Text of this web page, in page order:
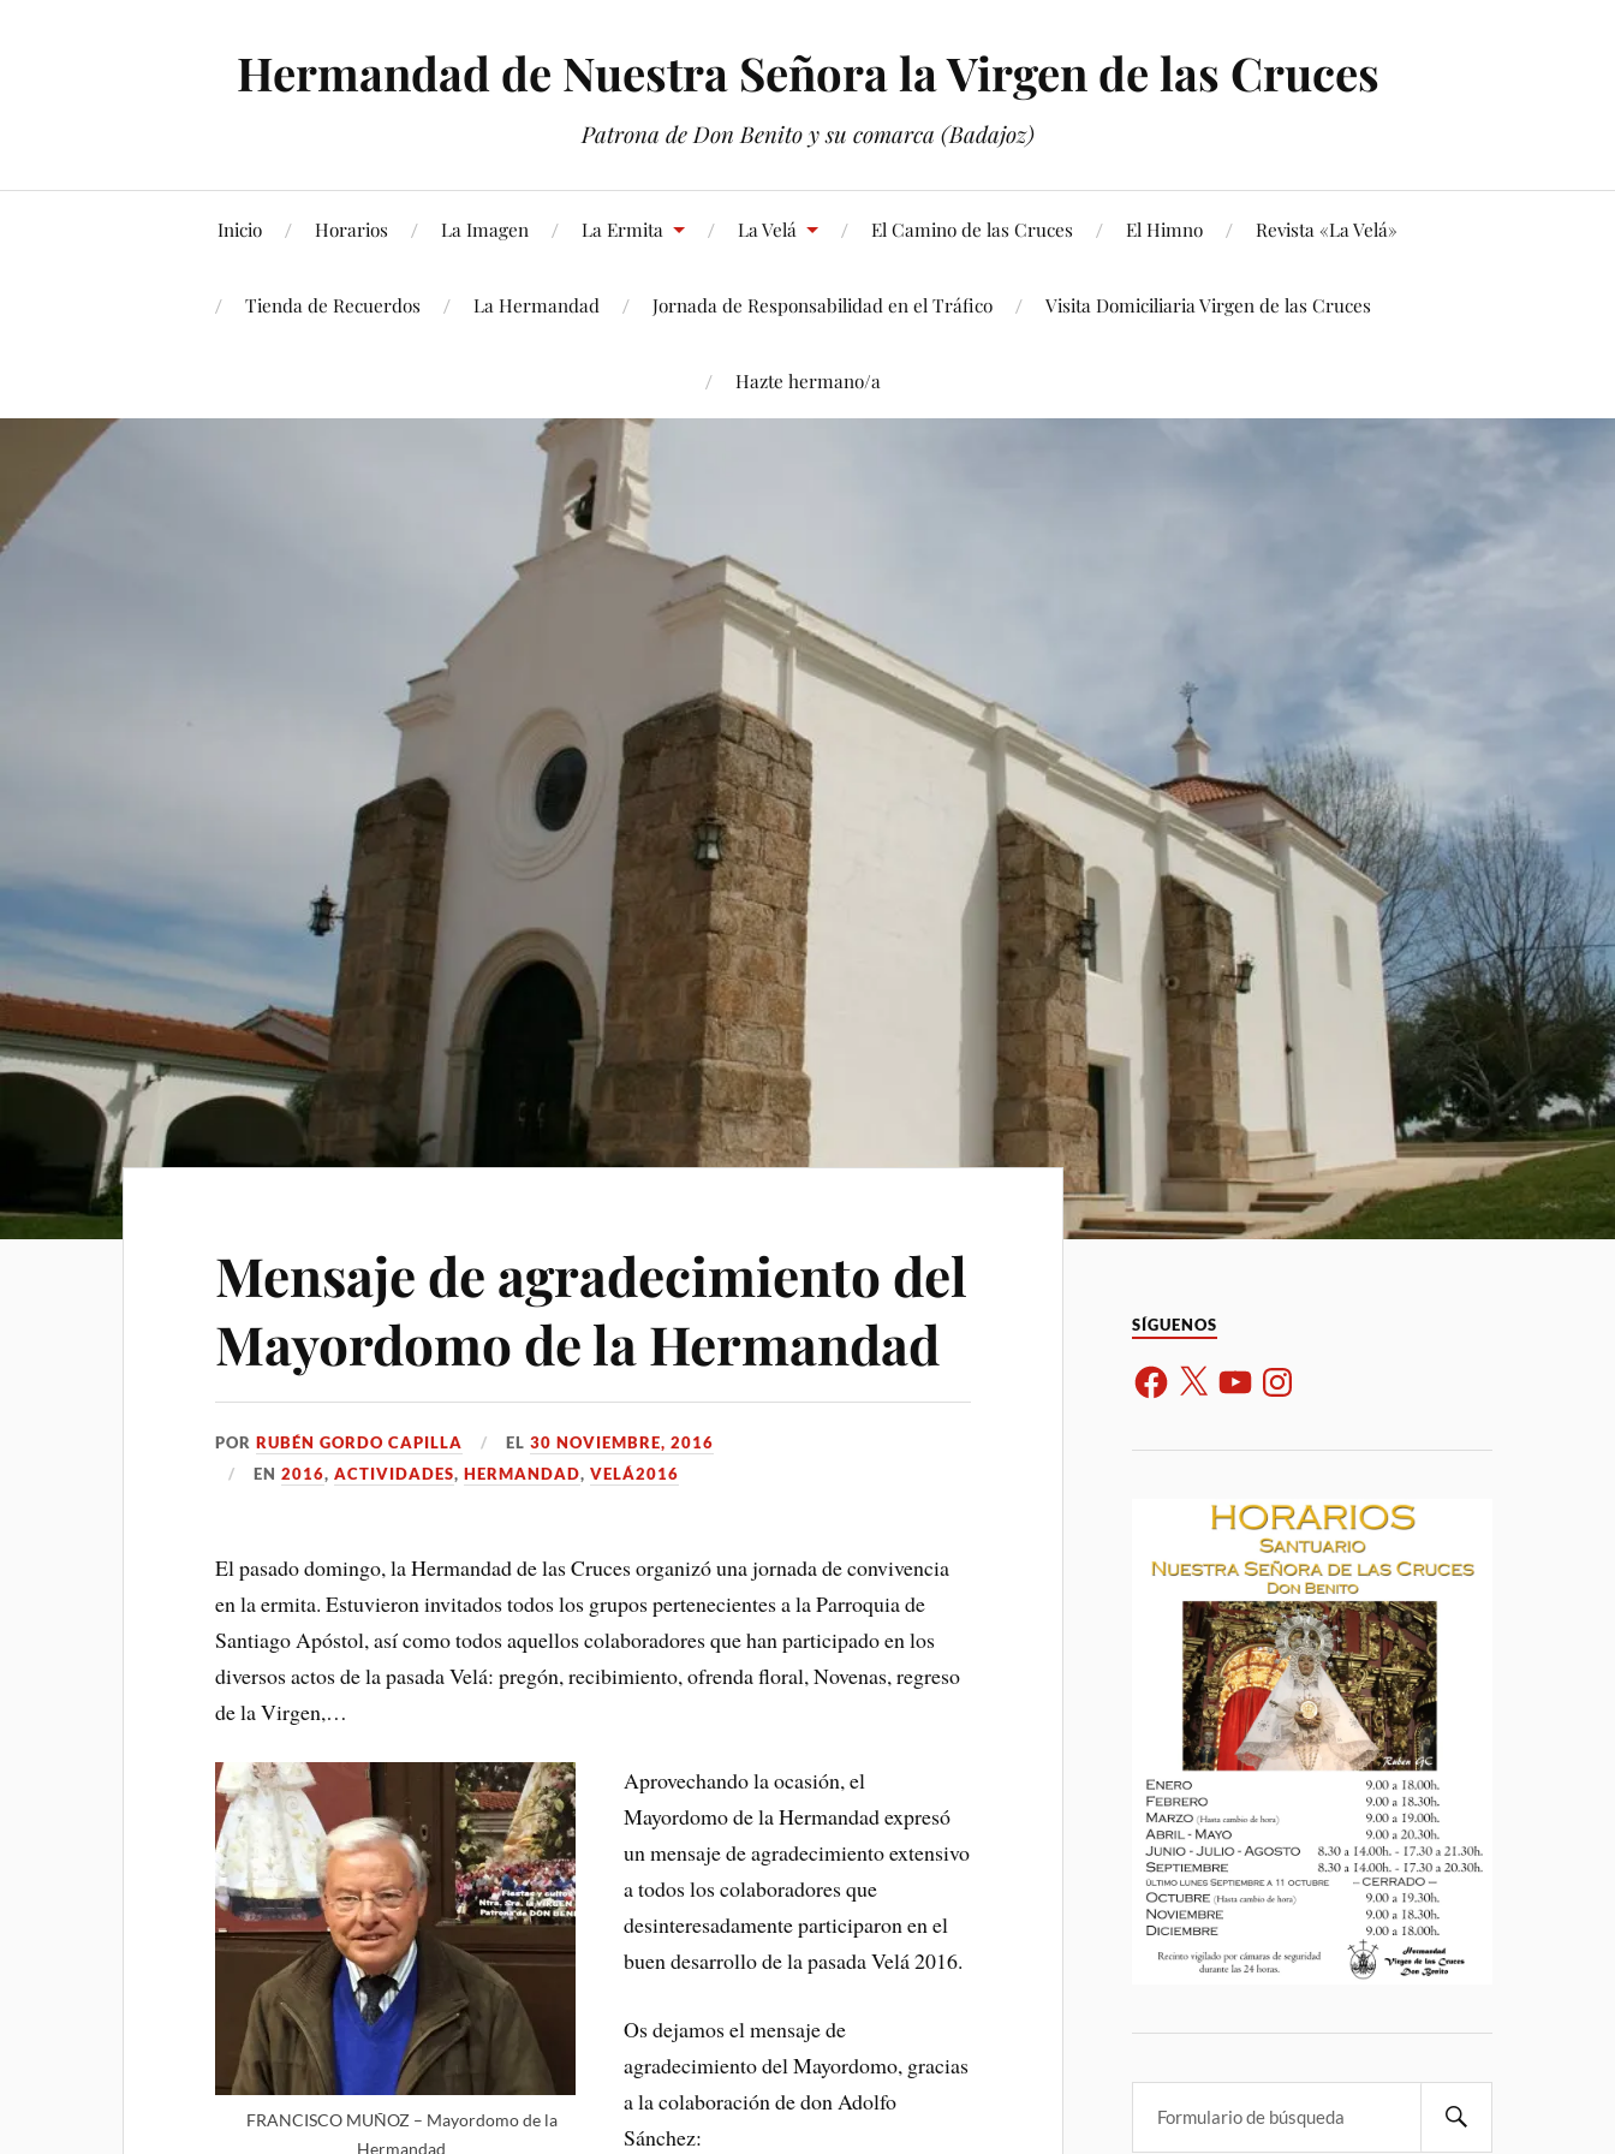
Hermandad de Nuestra Señora la Virgen de las Cruces
Patrona de Don Benito y su comarca (Badajoz)
Inicio Horarios La Imagen La Ermita La Velá El Camino de las Cruces El Himno Revista «La Velá»
Tienda de Recuerdos La Hermandad Jornada de Responsabilidad en el Tráfico Visita Domiciliaria Virgen de las Cruces
Hazte hermano/a
Mensaje de agradecimiento del
Mayordomo de la Hermandad
PORRUBÉN GORDO CAPILLA EL30 NOVIEMBRE, 2016
EN2016,ACTIVIDADES,HERMANDAD,VELÁ2016
El pasado domingo, la Hermandad de las Cruces organizó una jornada de convivencia
en la ermita. Estuvieron invitados todos los grupos pertenecientes a la Parroquia de
Santiago Apóstol, así como todos aquellos colaboradores que han participado en los
diversos actos de la pasada Velá: pregón, recibimiento, ofrenda floral, Novenas, regreso
de la Virgen,…
FRANCISCO MUÑOZ – Mayordomo de la
Hermandad
Aprovechando la ocasión, el
Mayordomo de la Hermandad expresó
un mensaje de agradecimiento extensivo
a todos los colaboradores que
desinteresadamente participaron en el
buen desarrollo de la pasada Velá 2016.
Os dejamos el mensaje de
agradecimiento del Mayordomo, gracias
a la colaboración de don Adolfo
Sánchez:
SÍGUENOS